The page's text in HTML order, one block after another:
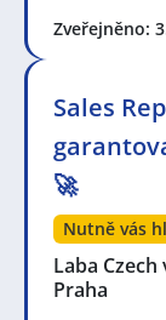
Zveřejněno:
Sales
🚀
Nutně vás
Laba
Praha